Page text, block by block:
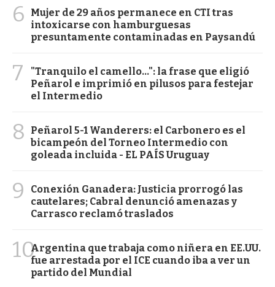
6
Mujer de 29 años permanece en CTI tras
intoxicarse con hamburguesas
presuntamente contaminadas en Paysandú
7
"Tranquilo el camello...": la frase que eligió
Peñarol e imprimió en pilusos para festejar
el Intermedio
8
Peñarol 5-1 Wanderers: el Carbonero es el
bicampeón del Torneo Intermedio con
goleada incluida - EL PAÍS Uruguay
9
Conexión Ganadera: Justicia prorrogó las
cautelares; Cabral denunció amenazas y
Carrasco reclamó traslados
10Argentina que trabaja como niñera en EE.UU.
fue arrestada por el ICE cuando iba a ver un
partido del Mundial